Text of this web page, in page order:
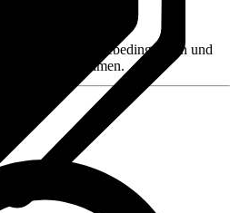
z. B. Rückgabebedingungen und
Verkäufernamen.